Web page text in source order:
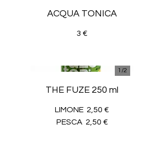
ACQUA TONICA
3 €
THE FUZE 250 ml
LIMONE 2,50 €
PESCA 2,50 €
1/2